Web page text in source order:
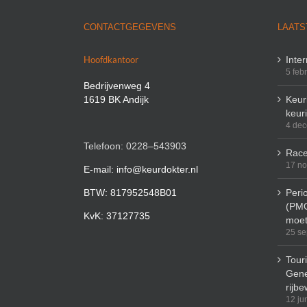
CONTACTGEGEVENS
Hoofdkantoor
Bedrijvenweg 4
1619 BK Andijk
Telefoon: 0228–543903
E-mail: info@keurdokter.nl
BTW: 817952548B01
KvK: 37127735
5
4
17
25
12